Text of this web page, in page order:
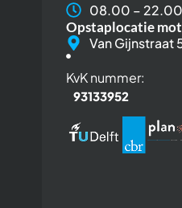
08.00 –
Opstaplocatie
Van Gijnstraat
KvK nummer:
93133952